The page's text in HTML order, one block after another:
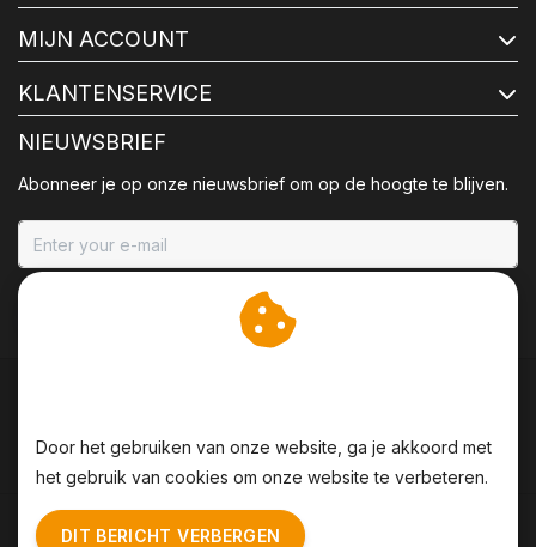
MIJN ACCOUNT
KLANTENSERVICE
NIEUWSBRIEF
Abonneer je op onze nieuwsbrief om op de hoogte te blijven.
Algemene voorwaarden | Disclaimer
Door het gebruiken van onze website, ga je akkoord met
het gebruik van cookies om onze website te verbeteren.
DIT BERICHT VERBERGEN